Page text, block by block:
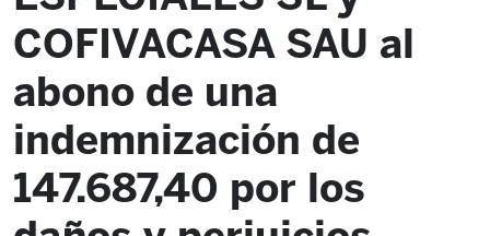
COFIVACASA SAU al
abono de una
indemnización de
147.687,40 por los